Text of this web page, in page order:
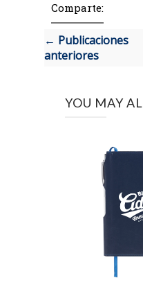
Comparte:
← Publicaciones
anteriores
YOU MAY